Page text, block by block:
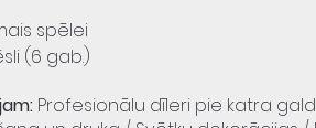
spēlei
(6 gab.)
Profesionālu dīleri pie katra